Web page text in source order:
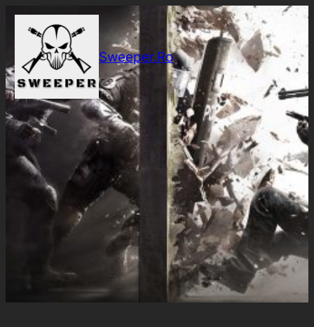
Sari
conținut
Sweeper.Ro